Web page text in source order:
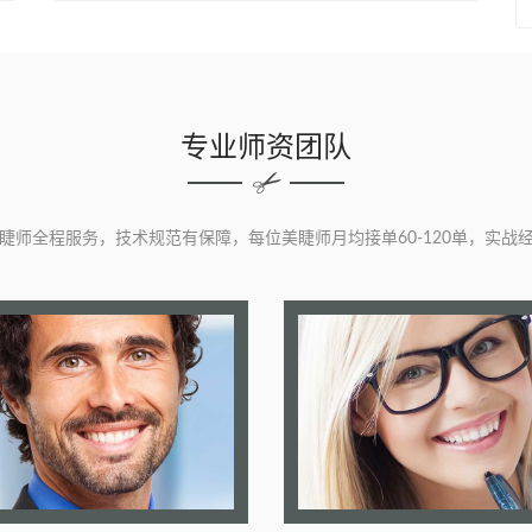
专业师资团队
师全程服务，技术规范有保障，每位美睫师月均接单60-120单，实战